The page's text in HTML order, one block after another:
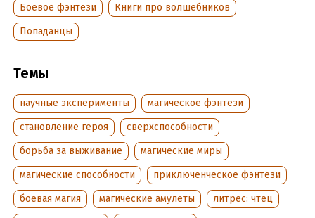
Дата написания:19 августа 2024
Год издания: 2024
Боевое фэнтези
Книги про волшебников
Попаданцы
Темы
научные эксперименты
магическое фэнтези
становление героя
сверхспособности
борьба за выживание
магические миры
магические способности
приключенческое фэнтези
боевая магия
магические амулеты
литрес: чтец